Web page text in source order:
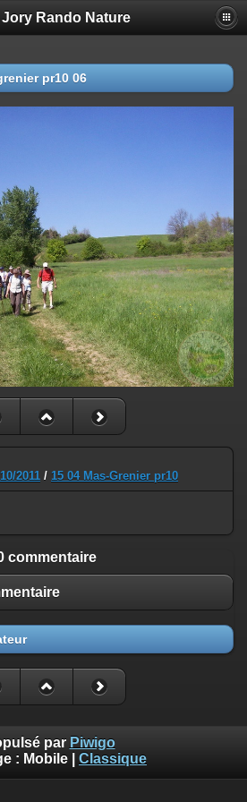
Rando Nature
pr10 06
2011 / 15 04 Mas-Grenier pr10
commentaire
par Piwigo
: Mobile Classique